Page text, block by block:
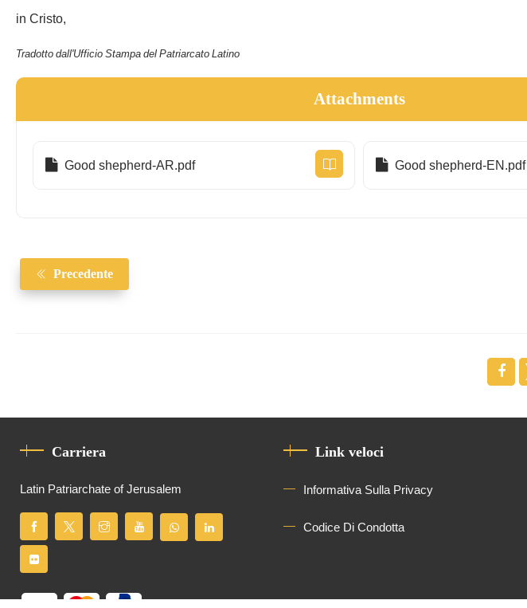
in Cristo,
Tradotto dall'Ufficio Stampa del Patriarcato Latino
Attachments
Good shepherd-AR.pdf Good shepherd-EN.pdf
Precedente
Carriera
Latin Patriarchate of Jerusalem
Link veloci
Informativa Sulla Privacy
Codice Di Condotta